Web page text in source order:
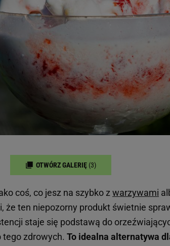
OTWÓRZ GALERIĘ (3)
coś, co jesz na szybko zwarzywami
że ten niepozorny produkt świetnie
staje się podstawą do
tego zdrowych. To idealna alternatywa